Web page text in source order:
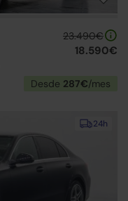
23.490€
18.590€
Desde 287€/mes
24h